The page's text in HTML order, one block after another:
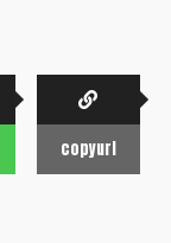
copyurl